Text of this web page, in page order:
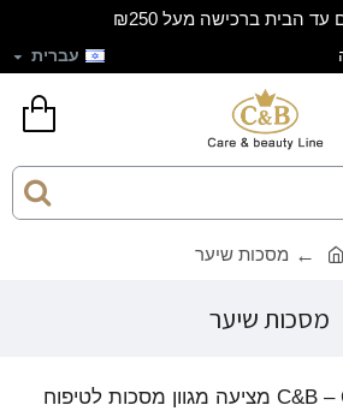
הבית ברכישה מעל ₪250
עברית
מסכות שיער
מסכות שיער
C&B – Care & Beauty Line מציעה מגוון מסכות לטיפוח